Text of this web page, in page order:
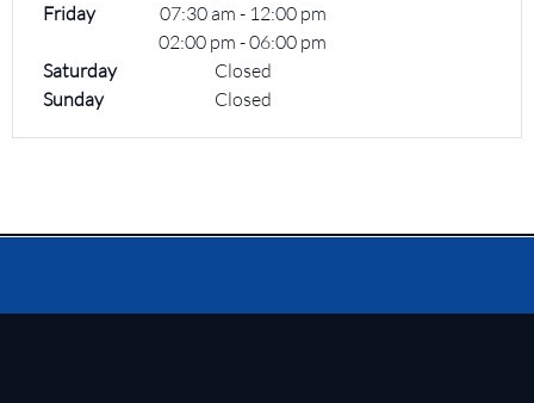
Friday
07:30 am - 12:00 pm
02:00 pm -06:00 pm
Saturday
Closed
Sunday
Closed